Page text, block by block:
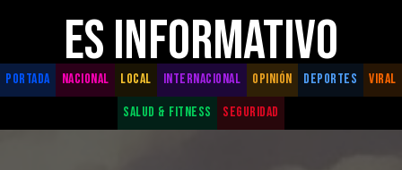
ES INFORMATIVO
PORTADA NACIONAL LOCAL INTERNACIONAL OPINIÓN DEPORTES
VIRAL
SALUD & FITNESS
SEGURIDAD